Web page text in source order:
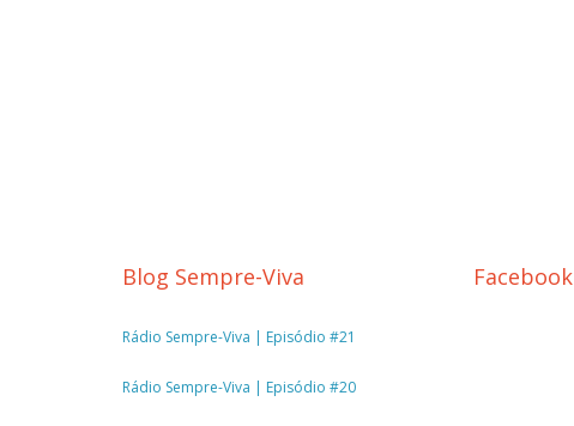
Blog Sempre-Viva
Rádio Sempre-Viva | Episódio #21
Rádio Sempre-Viva | Episódio #20
Facebook